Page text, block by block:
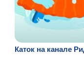
Каток на канале